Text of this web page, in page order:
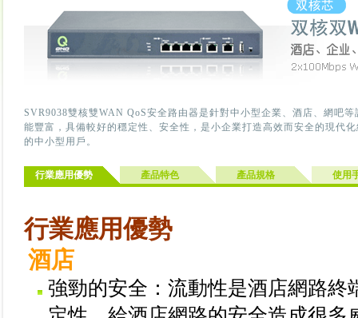
SVR9038雙核雙WAN QoS安全路由器是針對中小型企業、酒店、網吧
能豐富，具備較好的穩定性、安全性，是小企業打造高效而安全的現代
的中小型用戶。
行業應用優勢 產品特色 產品規格 使用
行業應用優勢
酒店
強勁的安全：流動性是酒店網路